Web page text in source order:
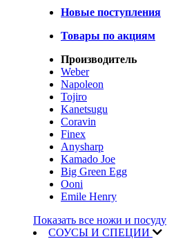
Новые поступления
Товары по акциям
Производитель
Weber
Napoleon
Tojiro
Kanetsugu
Coravin
Finex
Anysharp
Kamado Joe
Big Green Egg
Ooni
Emile Henry
Показать все ножи и посуду
СОУСЫ И СПЕЦИИ